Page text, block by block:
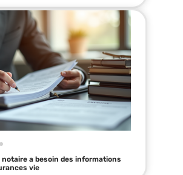
a besoin des informations
vie